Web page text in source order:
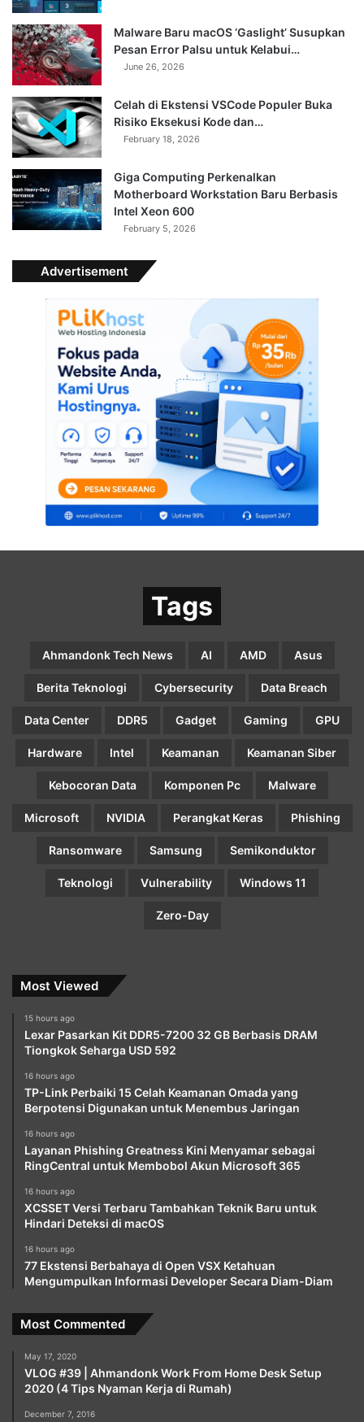
Malware Baru macOS ‘Gaslight’ Susupkan
Pesan Error Palsu untuk Kelabui…
June 26, 2026
Celah di Ekstensi VSCode Populer Buka
Risiko Eksekusi Kode dan…
February 18, 2026
Giga Computing Perkenalkan
Motherboard Workstation Baru Berbasis
Intel Xeon 600
February 5, 2026
Advertisement
Tags
Ahmandonk Tech News AI AMD Asus
Berita Teknologi Cybersecurity Data Breach
Data Center DDR5 Gadget Gaming GPU
Hardware Intel Keamanan Keamanan Siber
Kebocoran Data Komponen Pc Malware
Microsoft NVIDIA Perangkat Keras Phishing
Ransomware Samsung Semikonduktor
Teknologi Vulnerability Windows 11
Zero-Day
Most Viewed
15 hours ago
Lexar Pasarkan Kit DDR5-7200 32 GB Berbasis DRAM
Tiongkok Seharga USD 592
16 hours ago
TP-Link Perbaiki 15 Celah Keamanan Omada yang
Berpotensi Digunakan untuk Menembus Jaringan
16 hours ago
Layanan Phishing Greatness Kini Menyamar sebagai
RingCentral untuk Membobol Akun Microsoft 365
16 hours ago
XCSSET Versi Terbaru Tambahkan Teknik Baru untuk
Hindari Deteksi di macOS
16 hours ago
77 Ekstensi Berbahaya di Open VSX Ketahuan
Mengumpulkan Informasi Developer Secara Diam-Diam
Most Commented
May 17, 2020
VLOG #39 | Ahmandonk Work From Home Desk Setup
2020 (4 Tips Nyaman Kerja di Rumah)
December 7, 2016